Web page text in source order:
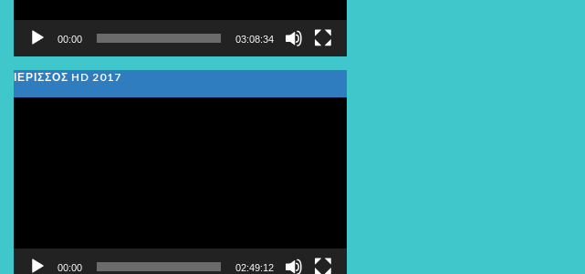
00:00 03:08:34
ΙΕΡΙΣΣΟΣ HD 2017
00:00 02:49:12